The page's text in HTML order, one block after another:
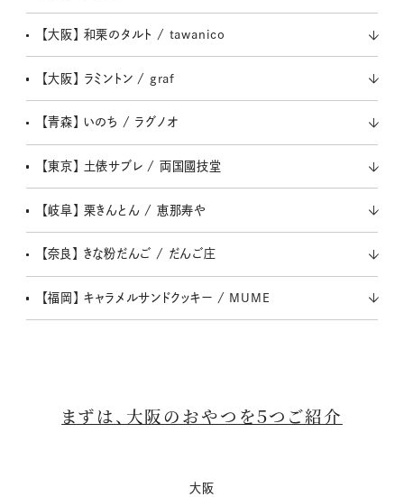
【大阪】 和栗のタルト / tawanico
【大阪】 ラミントン / graf
【青森】 いのち / ラグノオ
【東京】 土俵サブレ / 両国國技堂
【岐阜】 栗きんとん / 恵那寿や
【奈良】 きな粉だんご / だんご庄
【福岡】 キャラメルサンドクッキー / MUME
まずは、大阪のおやつを５つご紹介
大阪